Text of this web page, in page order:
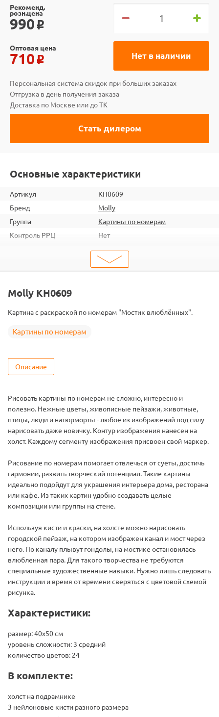
Рекоменд.
розн.цена
990 o
Нет в наличии
Оптовая цена
710 o
Персональная система скидок при больших заказах
Отгрузка в день получения заказа
Доставка по Москве или до ТК
Стать дилером
Основные характеристики
Артикул
KH0609
Бренд
Molly
Группа
Картины по номерам
Контроль РРЦ
Нет
20
6920140885555
Тема
Цвет
24 цвета
Molly KH0609
Картина с раскраской по номерам "Мостик влюблённых".
Картины по номерам
Описание
Рисовать картины по номерам не сложно, интересно и
полезно. Нежные цветы, живописные пейзажи, животные,
птицы, люди и натюрморты - любое из изображений под силу
нарисовать даже новичку. Контур изображения нанесен на
холст. Каждому сегменту изображения присвоен свой маркер.
Рисование по номерам помогает отвлечься от суеты, достичь
гармонии, развить творческий потенциал. Такие картины
идеально подойдут для украшения интерьера дома, ресторана
или кафе. Из таких картин удобно создавать целые
композиции или группы на стене.
Используя кисти и краски, на холсте можно нарисовать
городской пейзаж, на котором изображен канал и мост через
него. По каналу плывут гондолы, на мостике остановилась
влюбленная пара. Для такого творчества не требуются
специальные художественные навыки. Нужно лишь следовать
инструкции и время от времени сверяться с цветовой схемой
рисунка.
Характеристики:
размер: 40х50 см
уровень сложности: 3 средний
количество цветов: 24
В комплекте:
холст на подрамнике
3 нейлоновые кисти разного размера